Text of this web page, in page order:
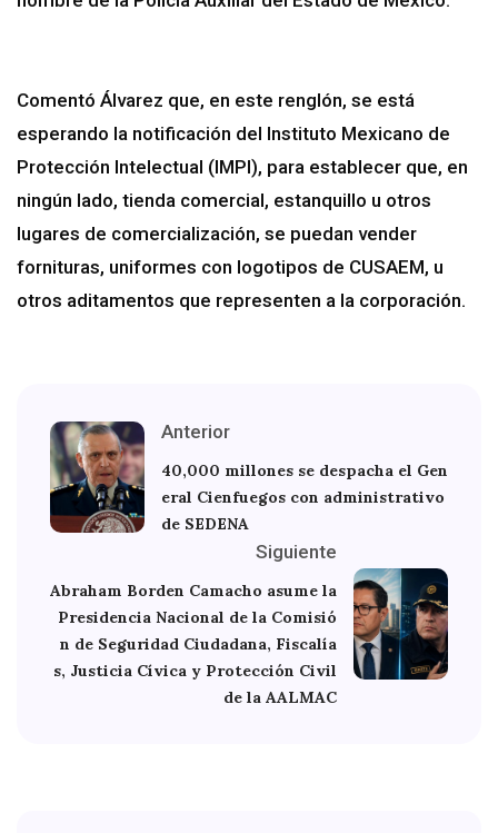
Comentó Álvarez que, en este renglón, se está
esperando la notificación del Instituto Mexicano de
Protección Intelectual (IMPI), para establecer que, en
ningún lado, tienda comercial, estanquillo u otros
lugares de comercialización, se puedan vender
fornituras, uniformes con logotipos de CUSAEM, u
otros aditamentos que representen a la corporación.
Anterior
40,000 millones se despacha el Gen
eral Cienfuegos con administrativo
de SEDENA
Siguiente
Abraham Borden Camacho asume la
Presidencia Nacional de la Comisió
n de Seguridad Ciudadana, Fiscalía
s, Justicia Cívica y Protección Civil
de la AALMAC